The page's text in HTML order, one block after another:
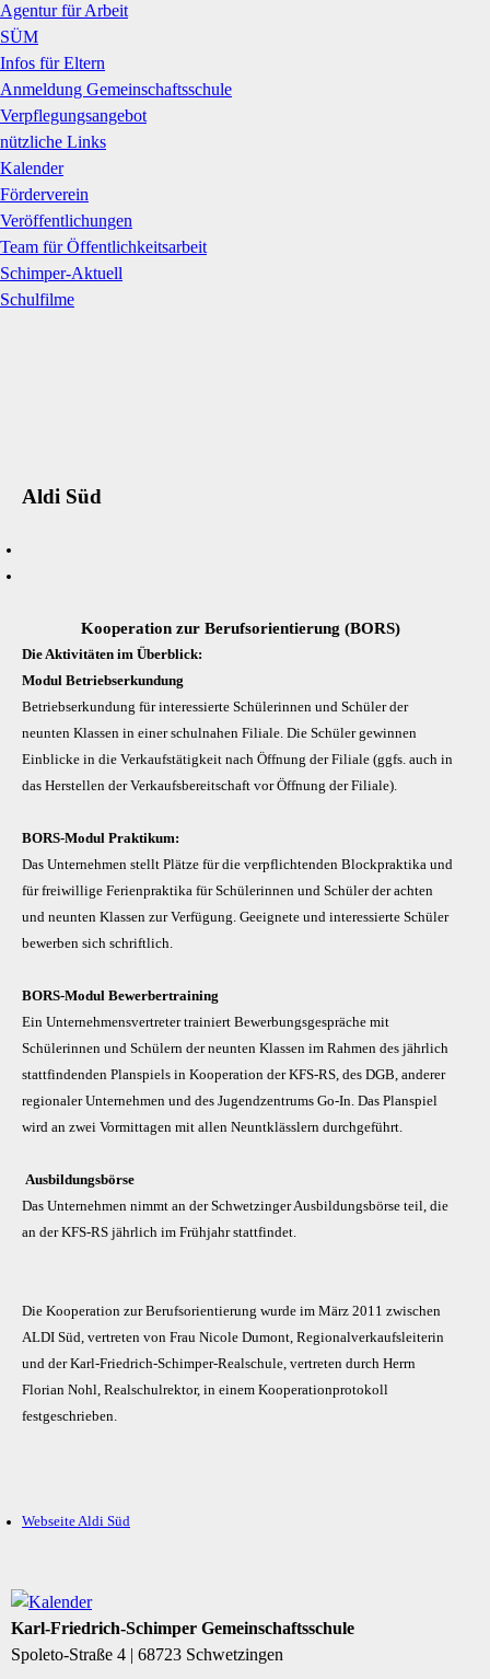
Agentur für Arbeit
SÜM
Infos für Eltern
Anmeldung Gemeinschaftsschule
Verpflegungsangebot
nützliche Links
Kalender
Förderverein
Veröffentlichungen
Team für Öffentlichkeitsarbeit
Schimper-Aktuell
Schulfilme
Aldi Süd
Kooperation zur Berufsorientierung (BORS)
Die Aktivitäten im Überblick:
Modul Betriebserkundung
Betriebserkundung für interessierte Schülerinnen und Schüler der
neunten Klassen in einer schulnahen Filiale. Die Schüler gewinnen
Einblicke in die Verkaufstätigkeit nach Öffnung der Filiale (ggfs. auch in
das Herstellen der Verkaufsbereitschaft vor Öffnung der Filiale).
BORS-Modul Praktikum:
Das Unternehmen stellt Plätze für die verpflichtenden Blockpraktika und
für freiwillige Ferienpraktika für Schülerinnen und Schüler der achten
und neunten Klassen zur Verfügung. Geeignete und interessierte Schüler
bewerben sich schriftlich.
BORS-Modul Bewerbertraining
Ein Unternehmensvertreter trainiert Bewerbungsgespräche mit
Schülerinnen und Schülern der neunten Klassen im Rahmen des jährlich
stattfindenden Planspiels in Kooperation der KFS-RS, des DGB, anderer
regionaler Unternehmen und des Jugendzentrums Go-In. Das Planspiel
wird an zwei Vormittagen mit allen Neuntklässlern durchgeführt.
Ausbildungsbörse
Das Unternehmen nimmt an der Schwetzinger Ausbildungsbörse teil, die
an der KFS-RS jährlich im Frühjahr stattfindet.
Die Kooperation zur Berufsorientierung wurde im März 2011 zwischen
ALDI Süd, vertreten von Frau Nicole Dumont, Regionalverkaufsleiterin
und der Karl-Friedrich-Schimper-Realschule, vertreten durch Herrn
Florian Nohl, Realschulrektor, in einem Kooperationprotokoll
festgeschrieben.
Webseite Aldi Süd
Karl-Friedrich-Schimper Gemeinschaftsschule
Spoleto-Straße 4 | 68723 Schwetzingen